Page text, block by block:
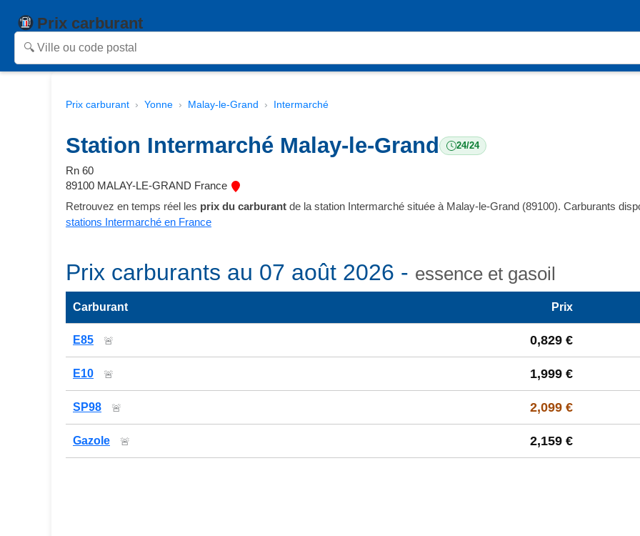
Prix carburant
Prix carburant Yonne Malay-le-Grand Intermarché
Station Intermarché Malay-le-Grand 24/24
Rn 60
89100 MALAY-LE-GRAND France
Retrouvez en temps réel les prix du carburant de la station Intermarché située à Malay-le-Grand (89100). Carburants
stations Intermarché en France
Prix carburants au 07 août 2026 - essence et gasoil
Carburant Prix
E85 🚨 0,829 €
E10 🚨 1,999 €
SP98 🚨 2,099 €
Gazole 🚨 2,159 €